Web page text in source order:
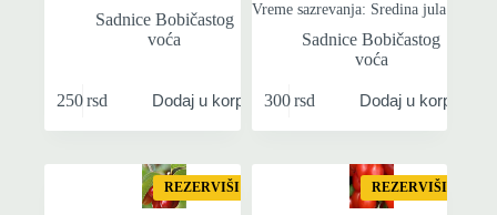
Sadnice Bobičastog
voća
250rsd Dodaj u korpu
Vreme sazrevanja: Sredina jula
Sadnice Bobičastog
voća
300rsd Dodaj u korpu
REZERVIŠI REZERVIŠI